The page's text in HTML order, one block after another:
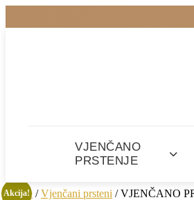
VJENČANO
PRSTENJE
Home /Vjenčani prsteni / VJENČANO
Akcija!